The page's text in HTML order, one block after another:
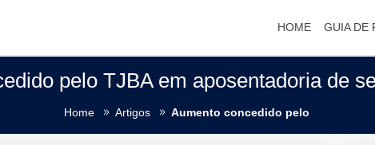
HOME GUIA DE
pelo TJBA em aposentadoria de
Home Artigos Aumento concedido pelo